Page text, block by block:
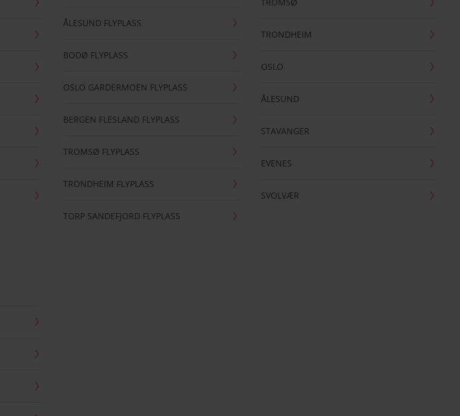
ÅLESUND FLYPLASS
BODØ FLYPLASS
OSLO GARDERMOEN FLYPLASS
BERGEN FLESLAND FLYPLASS
TROMSØ FLYPLASS
TRONDHEIM FLYPLASS
TORP SANDEFJORD FLYPLASS
TRONDHEIM
OSLO
ÅLESUND
STAVANGER
EVENES
SVOLVÆR